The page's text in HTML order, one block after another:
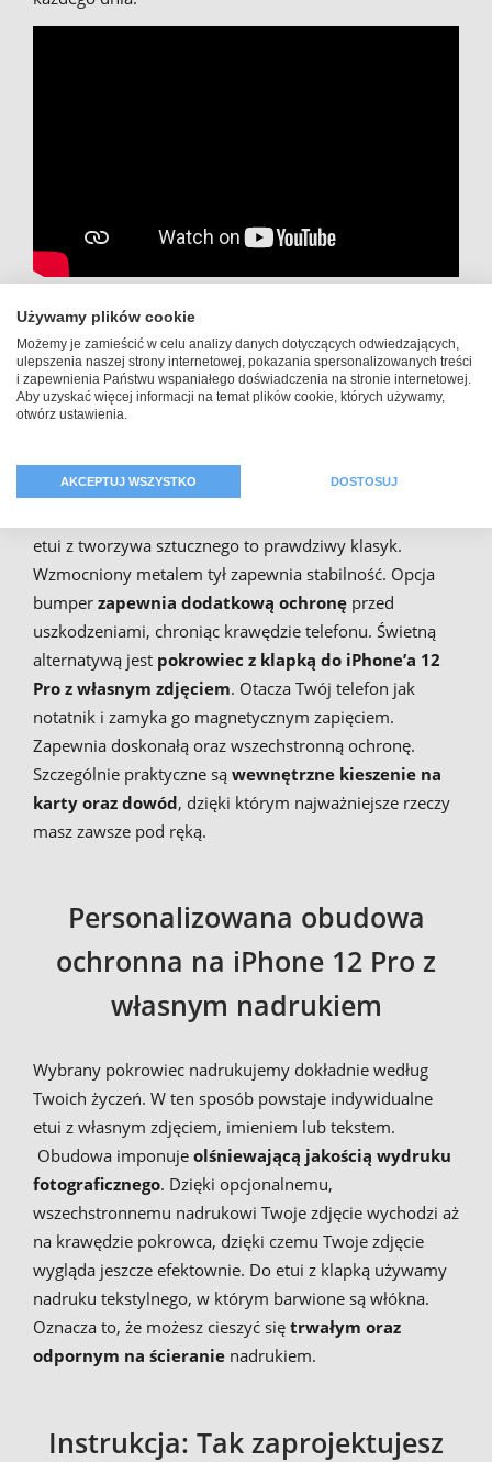
Fotoetui, futerał lub pokrowiec
z klapką: Nasze obudowy na
Jeśli chceszzaprojektować własne etui na iPhone 12
etui z tworzywa sztucznego to prawdziwy klasyk.
Wzmocniony metalem tył zapewnia stabilność. Opcja
bumper zapewnia dodatkową ochronę przed
uszkodzeniami, chroniąc krawędzie telefonu. Świetną
alternatywą jest pokrowiec z klapką do iPhone’a 12
Pro z własnym zdjęciem. Otacza Twój telefon jak
notatnik i zamyka go magnetycznym zapięciem.
Zapewnia doskonałą oraz wszechstronną ochronę.
Szczególnie praktyczne są wewnętrzne kieszenie na
karty oraz dowód, dzięki którym najważniejsze rzeczy
masz zawsze pod ręką.
Personalizowana obudowa
ochronna na iPhone 12 Pro z
własnym nadrukiem
Wybrany pokrowiec nadrukujemy dokładnie według
Twoich życzeń. W ten sposób powstaje indywidualne
etui z własnym zdjęciem, imieniem lub tekstem.
Obudowa imponuje olśniewającą jakością wydruku
fotograficznego. Dzięki opcjonalnemu,
wszechstronnemu nadrukowi Twoje zdjęcie wychodzi aż
na krawędzie pokrowca, dzięki czemu Twoje zdjęcie
wygląda jeszcze efektownie. Do etui z klapką używamy
nadruku tekstylnego, w którym barwione są włókna.
Oznacza to, że możesz cieszyć się trwałym oraz
odpornym na ścieranie nadrukiem.
Instrukcja: Tak zaprojektujesz
Używamy plików cookie
Możemy je zamieścić w celu analizy danych dotyczących odwiedzających,
ulepszenia naszej strony internetowej, pokazania spersonalizowanych treści
i zapewnienia Państwu wspaniałego doświadczenia na stronie internetowej.
Aby uzyskać więcej informacji na temat plików cookie, których używamy,
otwórz ustawienia.
AKCEPTUJ WSZYSTKO DOSTOSUJ